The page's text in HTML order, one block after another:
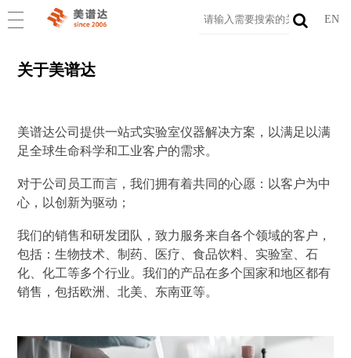
EN
关于美谱达
美谱达公司提供一站式实验室仪器解决方案，以满足以满
足全球生命科学和工业客户的需求。
对于公司员工而言，我们拥有着共同的心愿：以客户为中
心，以创新为驱动；
我们的销售和研发团队，致力服务来自各个领域的客户，
包括：生物技术、制药、医疗、食品饮料、实验室、石
化、化工等多个行业。我们的产品在多个国家和地区都有
销售，包括欧洲、北美、东南亚等。